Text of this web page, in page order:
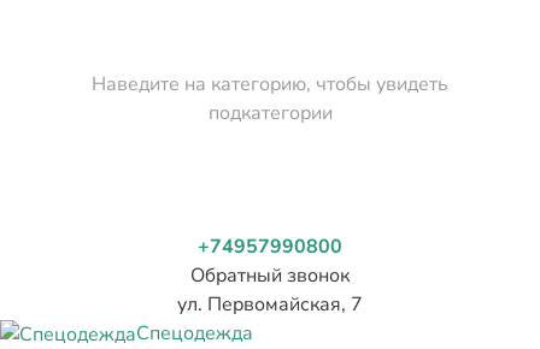
Наведите на категорию, чтобы увидеть
подкатегории
+74957990800
Обратный звонок
ул. Первомайская, 7
Спецодежда